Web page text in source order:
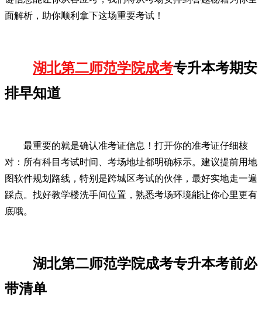
面解析，助你顺利拿下这场重要考试！
湖北第二师范学院成考专升本考期安
排早知道
最重要的就是确认准考证信息！打开你的准考证仔细核
对：所有科目考试时间、考场地址都明确标示。建议提前用地
图软件规划路线，特别是跨城区考试的伙伴，最好实地走一遍
踩点。找好教学楼洗手间位置，熟悉考场环境能让你心里更有
底哦。
湖北第二师范学院成考专升本考前必
带清单